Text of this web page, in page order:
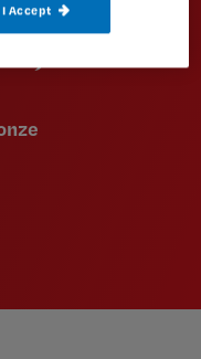
het laatste
I Accept